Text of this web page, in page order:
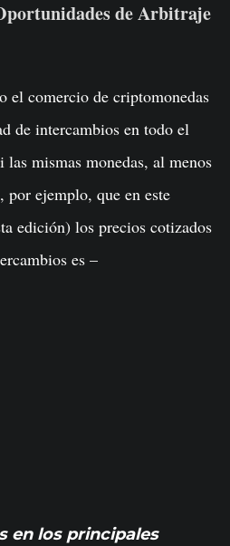
de Arbitraje
el comercio de criptomonedas
de intercambios en todo el
las mismas monedas, al menos
ejemplo, que en este
edición) los precios cotizados
es –
en los principales